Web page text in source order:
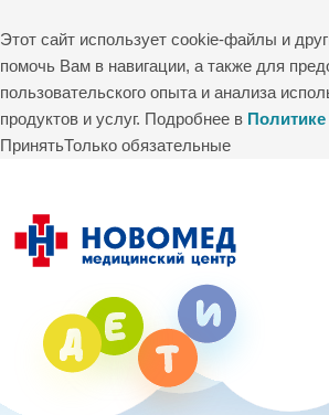
Этот сайт использует cookie-файлы и
помочь Вам в навигации, а также для
пользовательского опыта и анализа
продуктов и услуг. Подробнее в
ПринятьТолько обязательные